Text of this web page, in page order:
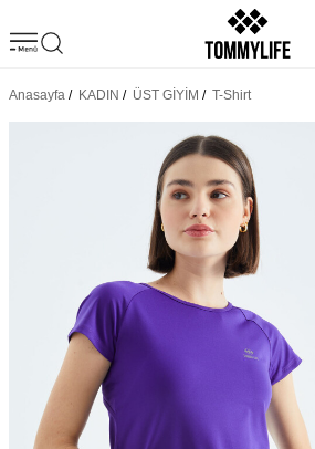
Anasayfa / KADIN / ÜST GİYİM / T-Shirt